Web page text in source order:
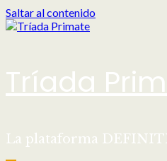
Saltar al contenido
Tríada
La plataforma